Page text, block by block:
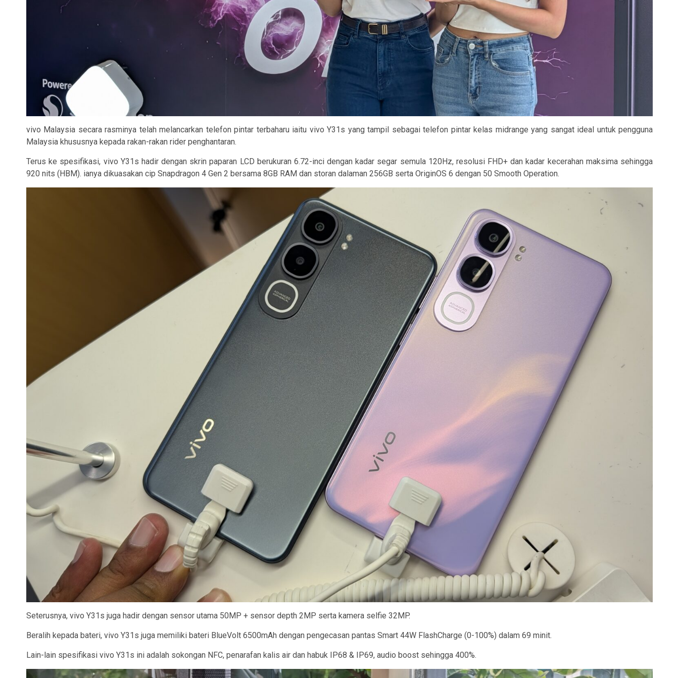
vivo Malaysia secara rasminya telah melancarkan telefon pintar terbaharu iaitu vivo Y31s yang tampil sebagai telefon pintar kelas midrange yang sangat ideal untuk pengguna
Malaysia khususnya kepada rakan-rakan rider penghantaran.
Terus ke spesifikasi, vivo Y31s hadir dengan skrin paparan LCD berukuran 6.72-inci dengan kadar segar semula 120Hz, resolusi FHD+ dan kadar kecerahan maksima sehingga
920 nits (HBM). ianya dikuasakan cip Snapdragon 4 Gen 2 bersama 8GB RAM dan storan dalaman 256GB serta OriginOS 6 dengan 50 Smooth Operation.
Seterusnya, vivo Y31s juga hadir dengan sensor utama 50MP + sensor depth 2MP serta kamera selfie 32MP.
Beralih kepada bateri, vivo Y31s juga memiliki bateri BlueVolt 6500mAh dengan pengecasan pantas Smart 44W FlashCharge (0-100%) dalam 69 minit.
Lain-lain spesifikasi vivo Y31s ini adalah sokongan NFC, penarafan kalis air dan habuk IP68 & IP69, audio boost sehingga 400%.